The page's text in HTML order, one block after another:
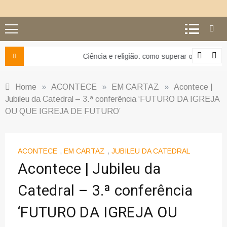
Ciência e religião: como superar o equívoco do conflito
Home » ACONTECE » EM CARTAZ » Acontece |
Jubileu da Catedral – 3.ª conferência ‘FUTURO DA IGREJA
OU QUE IGREJA DE FUTURO’
ACONTECE , EM CARTAZ , JUBILEU DA CATEDRAL
Acontece | Jubileu da
Catedral – 3.ª conferência
‘FUTURO DA IGREJA OU